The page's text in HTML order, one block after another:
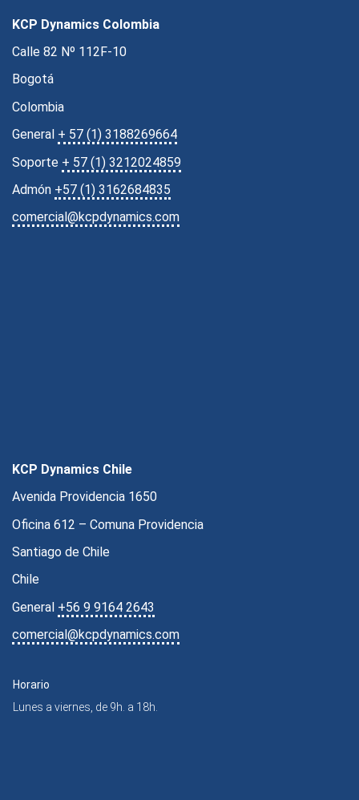
KCP Dynamics Colombia
Calle 82 Nº 112F-10
Bogotá
Colombia
General + 57 (1) 3188269664
Soporte + 57 (1) 3212024859
Admón +57 (1) 3162684835
comercial@kcpdynamics.com
KCP Dynamics Chile
Avenida Providencia 1650
Oficina 612 – Comuna Providencia
Santiago de Chile
Chile
General +56 9 9164 2643
comercial@kcpdynamics.com
Horario
Lunes a viernes, de 9h. a 18h.